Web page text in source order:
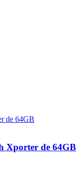
Xporter de 64GB